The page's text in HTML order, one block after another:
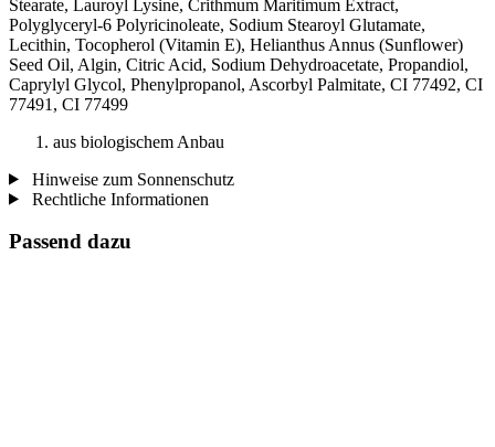
Stearate, Lauroyl Lysine, Crithmum Maritimum Extract,
Polyglyceryl-6 Polyricinoleate, Sodium Stearoyl Glutamate,
Lecithin, Tocopherol (Vitamin E), Helianthus Annus (Sunflower)
Seed Oil, Algin, Citric Acid, Sodium Dehydroacetate, Propandiol,
Caprylyl Glycol, Phenylpropanol, Ascorbyl Palmitate, CI 77492, CI
77491, CI 77499
aus biologischem Anbau
Hinweise zum Sonnenschutz
Rechtliche Informationen
Passend dazu